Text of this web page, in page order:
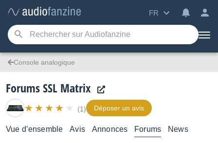
FR
Console analogique
Forums SSL Matrix
(1) Déposer un avis
Vue d’ensemble Avis Annonces Forums News